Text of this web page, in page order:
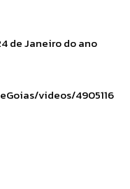
de Janeiro do ano
videos/4905116